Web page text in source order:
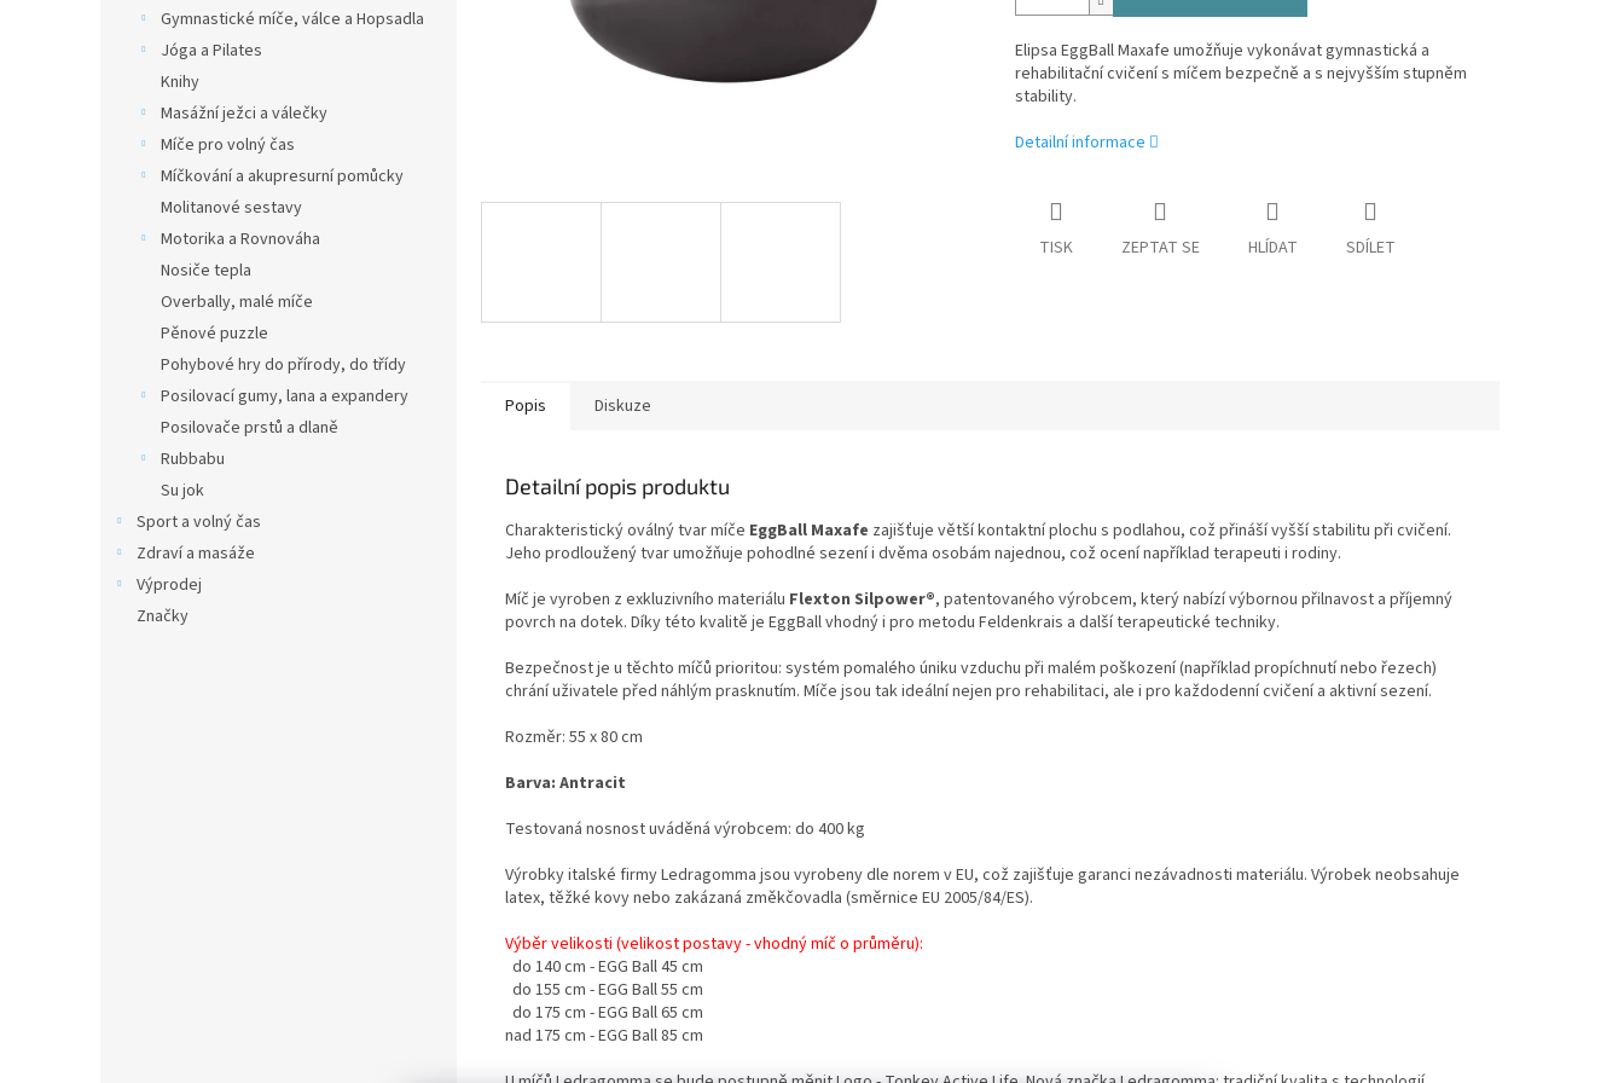
Gymnastické míče, válce a Hopsadla
Jóga a Pilates
Knihy
Masážní ježci a válečky
Míče pro volný čas
Míčkování a akupresurní pomůcky
Molitanové sestavy
Motorika a Rovnováha
Nosiče tepla
Overbally, malé míče
Pěnové puzzle
Pohybové hry do přírody, do třídy
Posilovací gumy, lana a expandery
Posilovače prstů a dlaně
Rubbabu
Su jok
Sport a volný čas
Zdraví a masáže
Výprodej
Značky
Elipsa EggBall Maxafe umožňuje vykonávat gymnastická a
rehabilitační cvičení s míčem bezpečně a s nejvyšším stupněm
stability.
Detailní informace
TISK ZEPTAT SE HLÍDAT SDÍLET
Popis Diskuze
Detailní popis produktu
Charakteristický oválný tvar míče EggBall Maxafe zajišťuje větší kontaktní plochu s podlahou, což přináší vyšší stabilitu při cvičení.
Jeho prodloužený tvar umožňuje pohodlné sezení i dvěma osobám najednou, což ocení například terapeuti i rodiny.
Míč je vyroben z exkluzivního materiálu Flexton Silpower®, patentovaného výrobcem, který nabízí výbornou přilnavost a příjemný
povrch na dotek. Díky této kvalitě je EggBall vhodný i pro metodu Feldenkrais a další terapeutické techniky.
Bezpečnost je u těchto míčů prioritou: systém pomalého úniku vzduchu při malém poškození (například propíchnutí nebo řezech)
chrání uživatele před náhlým prasknutím. Míče jsou tak ideální nejen pro rehabilitaci, ale i pro každodenní cvičení a aktivní sezení.
Rozměr: 55 x 80 cm
Barva: Antracit
Testovaná nosnost uváděná výrobcem: do 400 kg
Výrobky italské firmyLedragomma jsou vyrobeny dle norem v EU, což zajišťuje garanci nezávadnosti materiálu. Výrobek neobsahuje
latex, těžké kovy nebo zakázaná změkčovadla (směrnice EU 2005/84/ES).
Výběr velikosti (velikost postavy - vhodný míč o průměru):
do 140 cm - EGG Ball 45 cm
do 155 cm - EGG Ball 55 cm
do 175 cm - EGG Ball 65 cm
nad 175 cm - EGG Ball 85 cm